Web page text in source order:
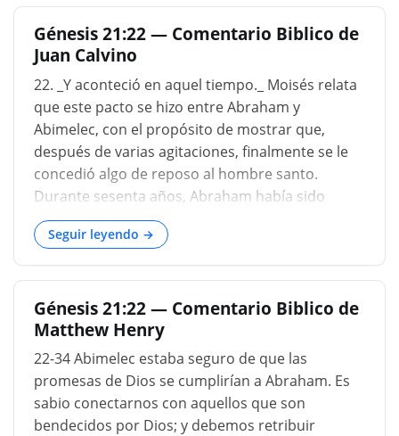
bendición divina que recayó sobre Abraham y su
extenso y floreciente establecimiento causaron
una profunda impresión en la mente de este
pueblo, entre el cual, como en el caso de
Melquisedec, todavía persistía el conocimiento y
la adoración del Dios verdadero. El registro de
una unión propuesta sobre las bases expuestas
es sumamente interesante, ya que permite
vislumbrar la historia antigua, que muestra que
superstición fue gradual....
Génesis 21:22 — Comentario Biblico de
Juan Calvino
22. _Y aconteció en aquel tiempo._ Moisés relata
que este pacto se hizo entre Abraham y
Abimelec, con el propósito de mostrar que,
después de varias agitaciones, finalmente se le
concedió algo de reposo al hombre santo.
Durante sesenta años, Abraham había sido
obligado a mover su tienda de un lugar a otro,
como un vagabundo sin morada fija. Aunque
Dios quería que fuera un peregrino hasta su
muerte, bajo el rey Abimelec le concedió una
morada tranquila. El propósito de Moisés es
mostrar cómo sucedió que ocupó un lugar más
tiempo del que acostumbraba. Se debe tener en
cuenta la circunstancia del tiempo: poco
después de haber despedido a su hijo. Parece
que su gran aflicción fue seguida
Seguir leyendo →
Génesis 21:22 — Comentario Biblico de
Matthew Henry
22-34 Abimelec estaba seguro de que las
promesas de Dios se cumplirían a Abraham. Es
sabio conectarnos con aquellos que son
bendecidos por Dios; y debemos retribuir